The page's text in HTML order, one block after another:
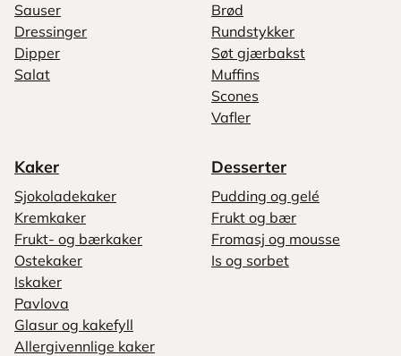
Sauser
Dressinger
Dipper
Salat
Brød
Rundstykker
Søt gjærbakst
Muffins
Scones
Vafler
Kaker
Sjokoladekaker
Kremkaker
Frukt- og bærkaker
Ostekaker
Iskaker
Pavlova
Glasur og kakefyll
Allergivennlige kaker
Desserter
Pudding og gelé
Frukt og bær
Fromasj og mousse
Is og sorbet